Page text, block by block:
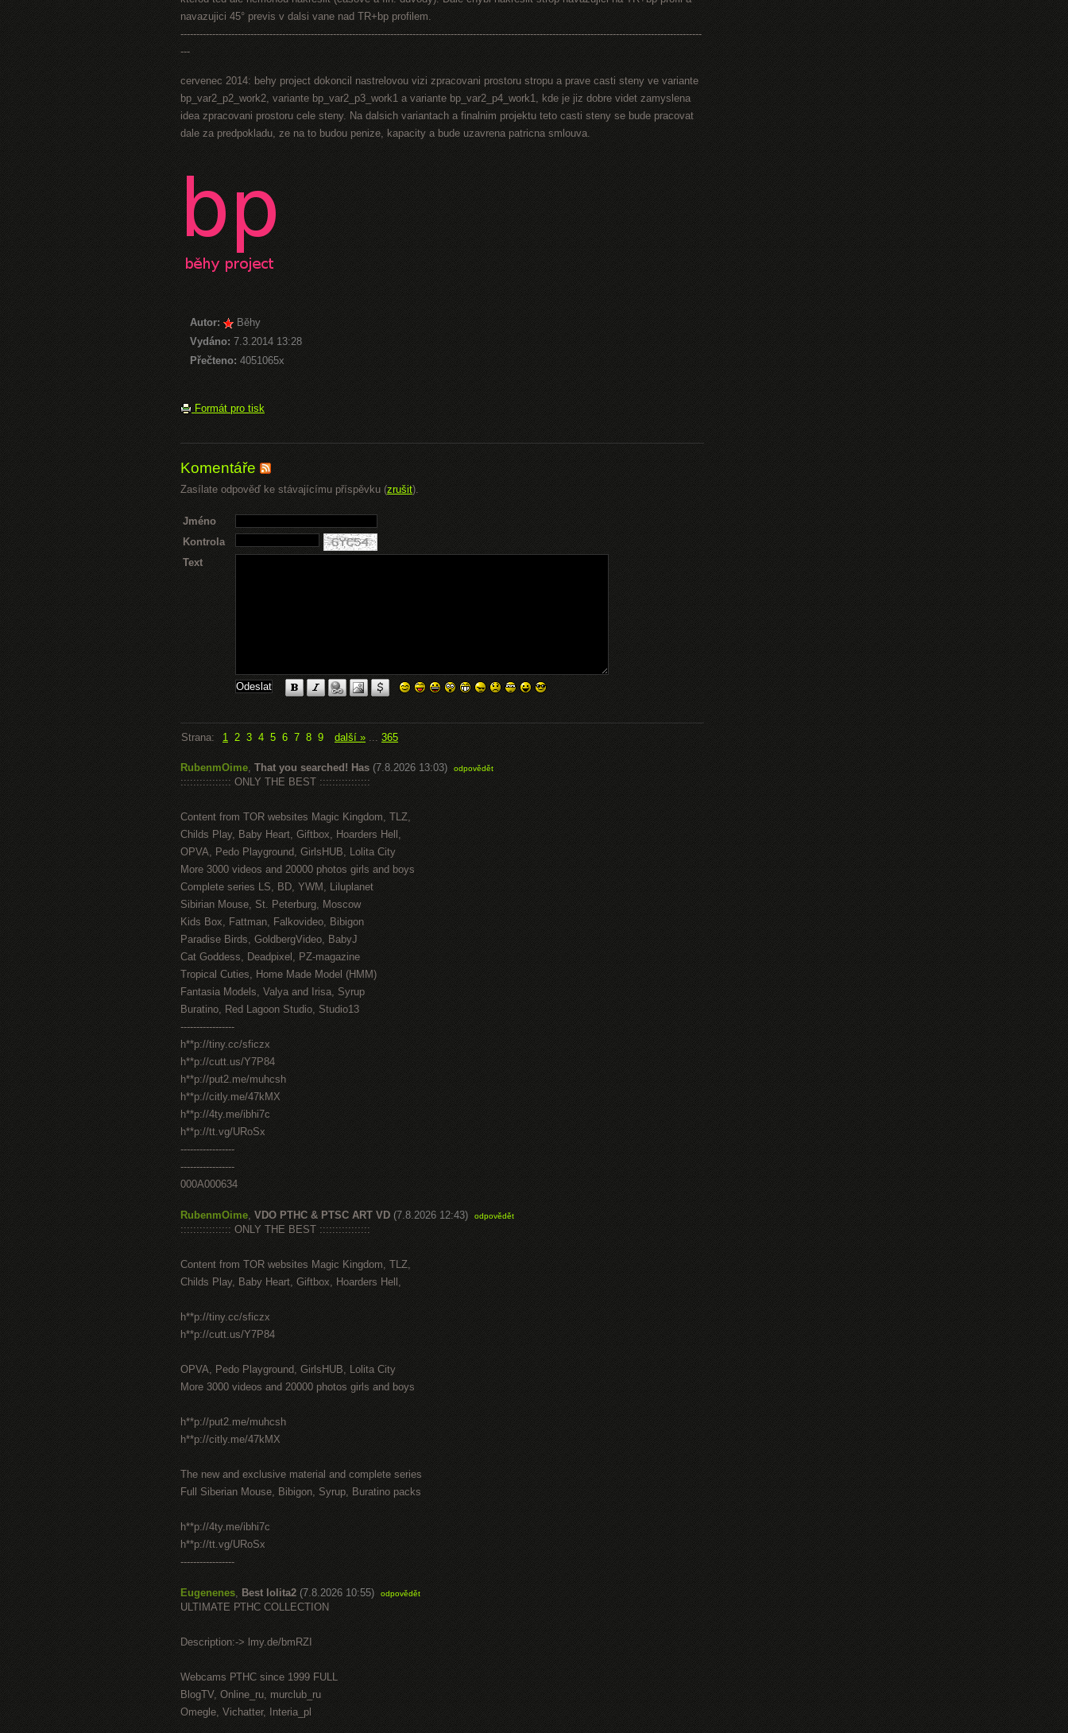
navazujici 45° previs v dalsi vane nad TR+bp profilem.
--------------------------------------------------------------------------------------------------------------------------------------------------------------------
---
cervenec 2014: behy project dokoncil nastrelovou vizi zpracovani prostoru stropu a prave casti steny ve variante
bp_var2_p2_work2, variante bp_var2_p3_work1 a variante bp_var2_p4_work1, kde je jiz dobre videt zamyslena
idea zpracovani prostoru cele steny. Na dalsich variantach a finalnim projektu teto casti steny se bude pracovat
dale za predpokladu, ze na to budou penize, kapacity a bude uzavrena patricna smlouva.
Autor:
Běhy
Vydáno: 7.3.2014 13:28
Přečteno: 4051065x
Formát pro tisk
Komentáře
Zasílate odpověď ke stávajícímu příspěvku (zrušit).
Jméno
Kontrola
Text
Strana: 1 2 3 4 5 6 7 8 9 další » ... 365
RubenmOime, That you searched! Has (7.8.2026 13:03) odpovědět
:::::::::::::::: ONLY THE BEST ::::::::::::::::
Content from TOR websites Magic Kingdom, TLZ,
Childs Play, Baby Heart, Giftbox, Hoarders Hell,
OPVA, Pedo Playground, GirlsHUB, Lolita City
More 3000 videos and 20000 photos girls and boys
Complete series LS, BD, YWM, Liluplanet
Sibirian Mouse, St. Peterburg, Moscow
Kids Box, Fattman, Falkovideo, Bibigon
Paradise Birds, GoldbergVideo, BabyJ
Cat Goddess, Deadpixel, PZ-magazine
Tropical Cuties, Home Made Model (HMM)
Fantasia Models, Valya and Irisa, Syrup
Buratino, Red Lagoon Studio, Studio13
-----------------
h**p://tiny.cc/sficzx
h**p://cutt.us/Y7P84
h**p://put2.me/muhcsh
h**p://citly.me/47kMX
h**p://4ty.me/ibhi7c
h**p://tt.vg/URoSx
-----------------
-----------------
000A000634
RubenmOime, VDO PTHC & PTSC ART VD (7.8.2026 12:43) odpovědět
:::::::::::::::: ONLY THE BEST ::::::::::::::::
Content from TOR websites Magic Kingdom, TLZ,
Childs Play, Baby Heart, Giftbox, Hoarders Hell,
h**p://tiny.cc/sficzx
h**p://cutt.us/Y7P84
OPVA, Pedo Playground, GirlsHUB, Lolita City
More 3000 videos and 20000 photos girls and boys
h**p://put2.me/muhcsh
h**p://citly.me/47kMX
The new and exclusive material and complete series
Full Siberian Mouse, Bibigon, Syrup, Buratino packs
h**p://4ty.me/ibhi7c
h**p://tt.vg/URoSx
-----------------
Eugenenes, Best lolita2 (7.8.2026 10:55) odpovědět
ULTIMATE РТНС COLLECTION
Description:-> lmy.de/bmRZI
Webcams РТНС since 1999 FULL
BlogTV, Online_ru, murclub_ru
Omegle, Vichatter, Interia_pl